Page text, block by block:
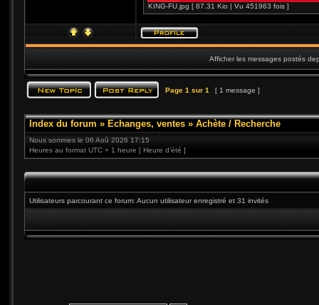
KING-FU.jpg [ 87.31 Kio | Vu 451963 fois ]
Afficher les messages postés
Page 1 sur 1 [ 1 message ]
Index du forum » Echanges, ventes » Achète / Recherche
Nous sommes le 06 Aoû 2026 17:15
Heures au format UTC + 1 heure [ Heure d’été ]
Utilisateurs parcourant ce forum: Aucun utilisateur enregistré et 31 invités